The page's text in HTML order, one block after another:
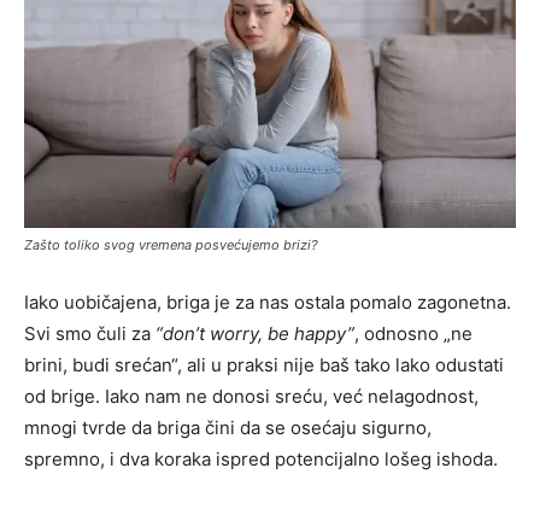
Zašto toliko svog vremena posvećujemo brizi?
Iako uobičajena, briga je za nas ostala pomalo zagonetna.
Svi smo čuli za “don’t worry, be happy”, odnosno „ne
brini, budi srećan“, ali u praksi nije baš tako lako odustati
od brige. Iako nam ne donosi sreću, već nelagodnost,
mnogi tvrde da briga čini da se osećaju sigurno,
spremno, i dva koraka ispred potencijalno lošeg ishoda.